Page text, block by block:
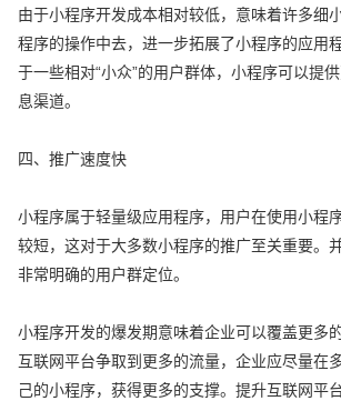
由于小程序开发成本相对较低，意味着许多细
程序的操作中去，进一步拓展了小程序的应用
于一些相对“小众”的用户群体，小程序可以提
息渠道。
四、推广速度快
小程序属于轻量级应用程序，用户在使用小程
较短，这对于大多数小程序的推广至关重要。
非常明确的用户群定位。
小程序开发的爆发期意味着企业可以覆盖更多
互联网平台争取到更多的流量，企业应尽量在
己的小程序，获得更多的支撑。提升互联网平